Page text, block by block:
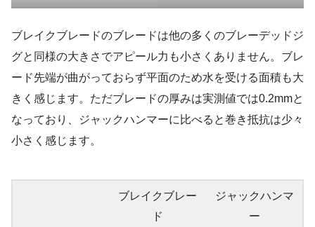
ブレイクブレードのブレードは他の多くのブレーデッドジ
グと同様の大きさでアピール力も小さくありません。ブレ
ード先端が曲がっておらず平面のため水を受ける面積も大
きく感じます。ただブレードの厚みは実測値では0.2mmと
なっており、ジャックハンマーに比べると巻き抵抗は少々
小さく感じます。
ブレイクブレー
ド
ジャックハンマ
ー